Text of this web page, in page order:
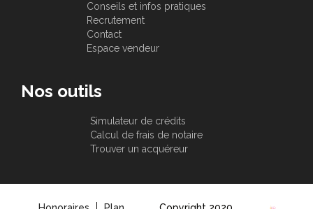
Conseils et infos pratiques
Recrutement
Contact
Espace vendeur
Nos outils
Simulateur de crédits
Calcul de frais de notaire
Trouver un acquéreur